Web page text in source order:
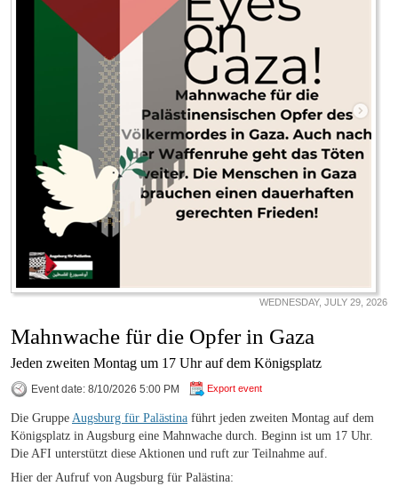
WEDNESDAY, JULY 29, 2026
Mahnwache für die Opfer in Gaza
Jeden zweiten Montag um 17 Uhr auf dem Königsplatz
Event date: 8/10/2026 5:00 PM Export event
Die Gruppe Augsburg für Palästina führt jeden zweiten Montag auf dem
Königsplatz in Augsburg eine Mahnwache durch. Beginn ist um 17 Uhr.
Die AFI unterstützt diese Aktionen und ruft zur Teilnahme auf.
Hier der Aufruf von Augsburg für Palästina: